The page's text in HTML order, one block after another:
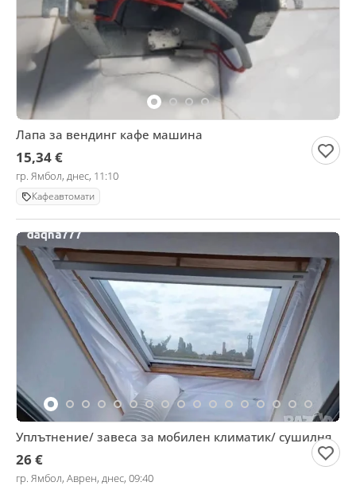
Лапа за вендинг кафе машина
15,34 €
гр. Ямбол, днес, 11:10
Кафеавтомати
Уплътнение/ завеса за мобилен климатик/ сушилня
26 €
гр. Ямбол, Аврен, днес, 09:40